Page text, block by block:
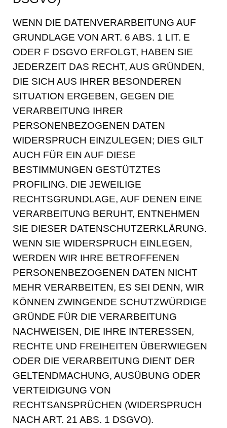
WENN DIE DATENVERARBEITUNG AUF
GRUNDLAGE VON ART. 6 ABS. 1 LIT. E
ODER F DSGVO ERFOLGT, HABEN SIE
JEDERZEIT DAS RECHT, AUS GRÜNDEN,
DIE SICH AUS IHRER BESONDEREN
SITUATION ERGEBEN, GEGEN DIE
VERARBEITUNG IHRER
PERSONENBEZOGENEN DATEN
WIDERSPRUCH EINZULEGEN; DIES GILT
AUCH FÜR EIN AUF DIESE
BESTIMMUNGEN GESTÜTZTES
PROFILING. DIE JEWEILIGE
RECHTSGRUNDLAGE, AUF DENEN EINE
VERARBEITUNG BERUHT, ENTNEHMEN
SIE DIESER DATENSCHUTZERKLÄRUNG.
WENN SIE WIDERSPRUCH EINLEGEN,
WERDEN WIR IHRE BETROFFENEN
PERSONENBEZOGENEN DATEN NICHT
MEHR VERARBEITEN, ES SEI DENN, WIR
KÖNNEN ZWINGENDE SCHUTZWÜRDIGE
GRÜNDE FÜR DIE VERARBEITUNG
NACHWEISEN, DIE IHRE INTERESSEN,
RECHTE UND FREIHEITEN ÜBERWIEGEN
ODER DIE VERARBEITUNG DIENT DER
GELTENDMACHUNG, AUSÜBUNG ODER
VERTEIDIGUNG VON
RECHTSANSPRÜCHEN (WIDERSPRUCH
NACH ART. 21 ABS. 1 DSGVO).